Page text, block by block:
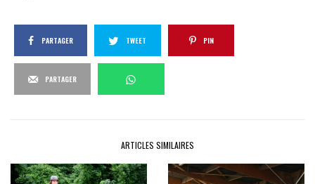
PARTAGER TWEET PIN
PARTAGER
ARTICLES SIMILAIRES